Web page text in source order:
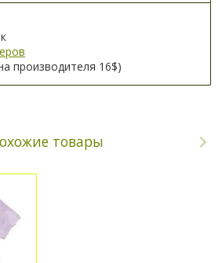
производителя 16$)
товары